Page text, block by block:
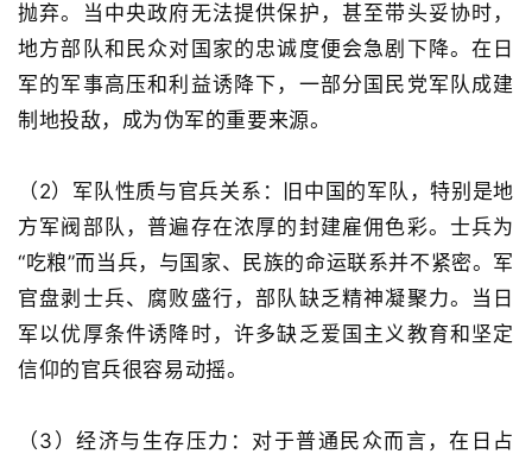
抛弃。当中央政府无法提供保护，甚至带头妥协时，
地方部队和民众对国家的忠诚度便会急剧下降。在日
军的军事高压和利益诱降下，一部分国民党军队成建
制地投敌，成为伪军的重要来源。
（2） 军队性质与官兵关系 ：旧中国的军队，特别是地
方军阀部队，普遍存在浓厚的封建雇佣色彩。士兵为
“吃粮”而当兵，与国家、民族的命运联系并不紧密。军
官盘剥士兵、腐败盛行，部队缺乏精神凝聚力。当日
军以优厚条件诱降时，许多缺乏爱国主义教育和坚定
信仰的官兵很容易动摇。
（3）经济与生存压力 ：对于普通民众而言，在日占